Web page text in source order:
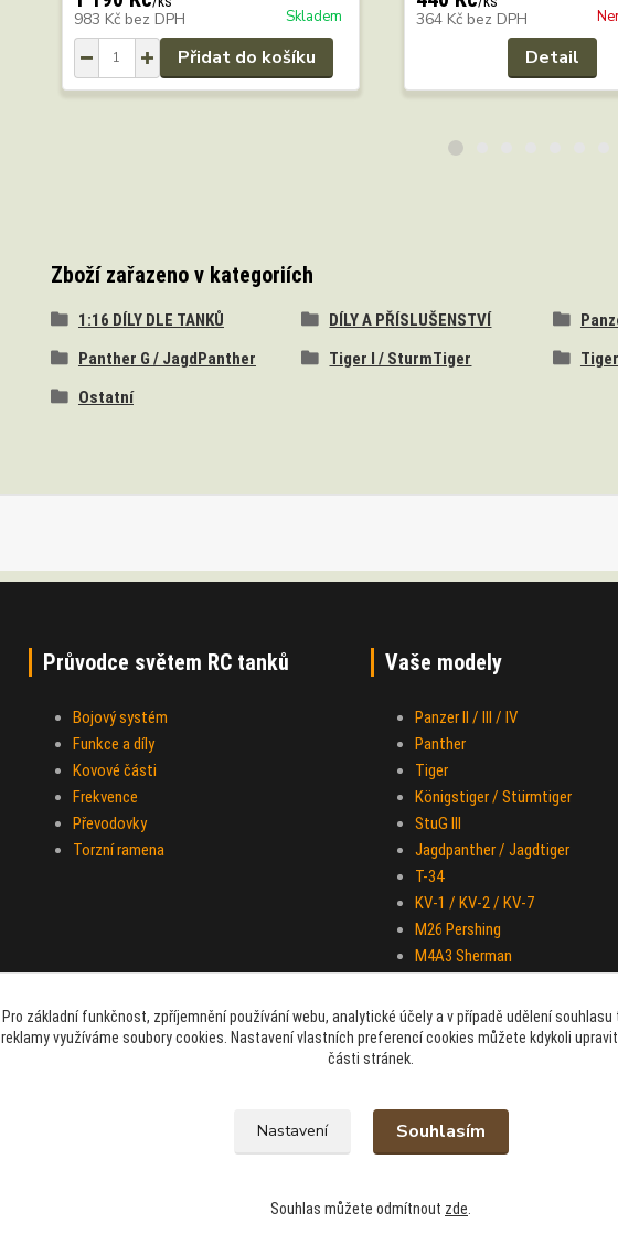
983 Kč bez DPH Skladem
Přidat do košíku
364 Kč bez DPH
Detail
Zboží zařazeno v kategoriích
1:16 DÍLY DLE TANKŮ DÍLY A PŘÍSLUŠENSTVÍ
Panther G / JagdPanther
Tiger I / SturmTiger
Ostatní
Průvodce světem RC tanků
Bojový systém
Funkce a díly
Kovové části
Frekvence
Převodovky
Torzní ramena
Vaše modely
Panzer II / III / IV
Panther
Tiger
Königstiger / Stürmtiger
StuG III
Jagdpanther / Jagdtiger
T-34
KV-1 / KV-2 / KV-7
M26 Pershing
M4A3 Sherman
Half-track M-16
Sd.Kfz. 251 "Hakl"
Pro základní funkčnost, zpříjemnění používání webu, analytické účely a v případě udělení
reklamy využíváme soubory cookies. Nastavení vlastních preferencí cookies můžete kdykoli
části stránek.
Nastavení Souhlasím
Souhlas můžete odmítnout zde